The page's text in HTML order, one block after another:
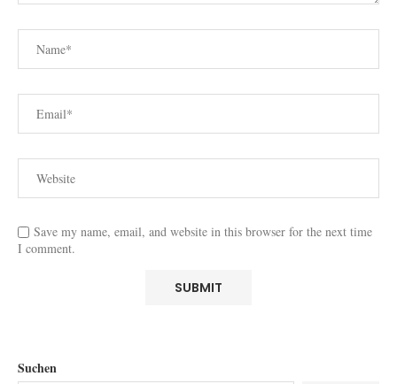
Save my name, email, and website in this browser for the next time
I comment.
Suchen